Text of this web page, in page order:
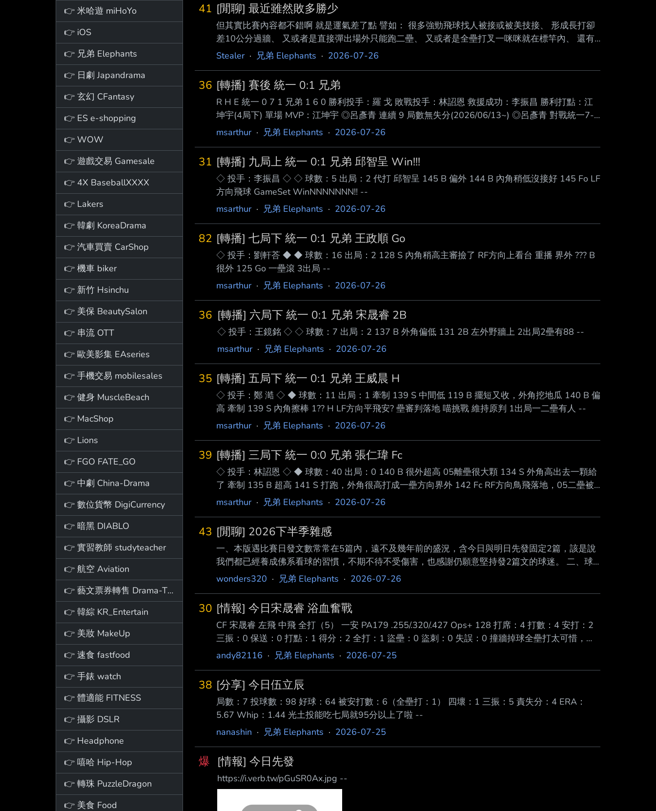
👉 米哈遊 miHoYo
👉 iOS
👉 兄弟 Elephants
👉 日劇 Japandrama
👉 玄幻 CFantasy
👉 ES e-shopping
👉 WOW
👉 遊戲交易 Gamesale
👉 4X BaseballXXXX
👉 Lakers
👉 韓劇 KoreaDrama
👉 汽車買賣 CarShop
👉 機車 biker
👉 新竹 Hsinchu
👉 美保 BeautySalon
👉 串流 OTT
👉 歐美影集 EAseries
👉 手機交易 mobilesales
👉 健身 MuscleBeach
👉 MacShop
👉 Lions
👉 FGO FATE_GO
👉 中劇 China-Drama
👉 數位貨幣 DigiCurrency
👉 暗黑 DIABLO
👉 實習教師 studyteacher
👉 航空 Aviation
👉 藝文票券轉售 Drama-Ticket
👉 韓綜 KR_Entertain
👉 美妝 MakeUp
👉 速食 fastfood
👉 手錶 watch
👉 體適能 FITNESS
👉 攝影 DSLR
👉 Headphone
👉 嘻哈 Hip-Hop
👉 轉珠 PuzzleDragon
👉 美食 Food
41 [閒聊] 最近雖然敗多勝少
但其實比賽內容都不錯啊 就是運氣差了點 譬如： 很多強勁飛球找人被接或被美技接、 形成長打卻
差10公分過牆、 又或者是直接彈出場外只能跑二壘、 又或者是全壘打叉一咪咪就在標竿內、 還有
不小心把別人的長打拖成全壘打 但是球員表現好 落後也不放棄 這才是大家最想要看的 至於運氣不
希望不要再凹單了， 讓狀況差得往後排或者是別排先發吧！ ----- Sent from JPTT on my iPhone --
Stealer· 兄弟 Elephants · 2026-07-26
36 [轉播] 賽後 統一 0:1 兄弟
R H E 統一 0 7 1 兄弟 1 6 0 勝利投手：羅 戈 敗戰投手：林詔恩 救援成功：李振昌 勝利打點：江
坤宇(4局下) 單場 MVP：江坤宇 ◎呂彥青 連續 9 局數無失分(2026/06/13~) ◎呂彥青 對戰統一7-
ELEVEn獅 跨季連續 11 2/3 局數無失分(2025/09/05~) --- ◎峮 峮 中止主場11連敗 --
msarthur· 兄弟 Elephants · 2026-07-26
31 [轉播] 九局上 統一 0:1 兄弟 邱智呈 Win!!!
◇ 投手：李振昌 ◇ ◇ 球數：5 出局：2 代打 邱智呈 145 B 偏外 144 B 內角稍低沒接好 145 Fo LF
方向飛球 GameSet WinNNNNNNN!! --
msarthur· 兄弟 Elephants · 2026-07-26
82 [轉播] 七局下 統一 0:1 兄弟 王政順 Go
◇ 投手：劉軒荅 ◆ ◆ 球數：16 出局：2 128 S 內角稍高主審撿了 RF方向上看台 重播 界外 ??? B
很外 125 Go 一壘滾 3出局 --
msarthur· 兄弟 Elephants · 2026-07-26
36 [轉播] 六局下 統一 0:1 兄弟 宋晟睿 2B
◇ 投手：王鏡銘 ◇ ◇ 球數：7 出局：2 137 B 外角偏低 131 2B 左外野牆上 2出局2壘有88 --
msarthur· 兄弟 Elephants · 2026-07-26
35 [轉播] 五局下 統一 0:1 兄弟 王威晨 H
◇ 投手：鄭 澔 ◇ ◆ 球數：11 出局：1 牽制 139 S 中間低 119 B 擺短又收，外角挖地瓜 140 B 偏
高 牽制 139 S 內角擦棒 1?? H LF方向平飛安? 壘審判落地 喵挑戰 維持原判 1出局一二壘有人 --
msarthur· 兄弟 Elephants · 2026-07-26
39 [轉播] 三局下 統一 0:0 兄弟 張仁瑋 Fc
◇ 投手：林詔恩 ◇ ◆ 球數：40 出局：0 140 B 很外超高 05離壘很大顆 134 S 外角高出去一顆給
了 牽制 135 B 超高 141 S 打跑，外角很高打成一壘方向界外 142 Fc RF方向鳥飛落地，05二壘被
封殺 1出局一壘有人 --
msarthur· 兄弟 Elephants · 2026-07-26
43 [閒聊] 2026下半季雜感
一、本版遇比賽日發文數常常在5篇內，遠不及幾年前的盛況，含今日與明日先發固定2篇，該是說
我們都已經養成佛系看球的習慣，不期不待不受傷害，也感謝仍願意堅持發2篇文的球迷。 二、球
隊現況可以以青黃不接註解，球員、PS、小白、Gary仍努力認真，各自有做好該做的事，但就是技
教練有本事讓空窗期最短、有方法在接近比數的比賽，使出魔法戰術盡力取勝，但可惜沒有。高層
選擇拿狀元路線也可以，但務必要使命必達，切勿兩頭空。至於負責尋找外籍球
wonders320 · 兄弟 Elephants · 2026-07-26
30 [情報] 今日宋晟睿 浴血奮戰
CF 宋晟睿 左飛 中飛 全打（5） 一安 PA179 .255/.320/.427 Ops+ 128 打席：4 打數：4 安打：2
三振：0 保送：0 打點：1 得分：2 全打：1 盜壘：0 盜刺：0 失誤：0 撞牆掉球全壘打太可惜，後
面顏面受傷仍然浴血奮戰令人難忘。 比起去年長打、選球都更進步了，打擊率就算了他這種全揮擊
andy82116 · 兄弟 Elephants · 2026-07-25
38 [分享] 今日伍立辰
局數：7 投球數：98 好球：64 被安打數：6（全壘打：1） 四壞：1 三振：5 責失分：4 ERA：
5.67 Whip：1.44 光土投能吃七局就95分以上了啦 --
nanashin · 兄弟 Elephants · 2026-07-25
爆 [情報] 今日先發
https://i.verb.tw/pGuSR0Ax.jpg --